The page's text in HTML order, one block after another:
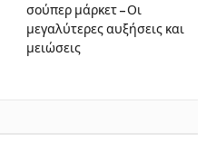
σούπερ μάρκετ – Οι
μεγαλύτερες αυξήσεις και
μειώσεις